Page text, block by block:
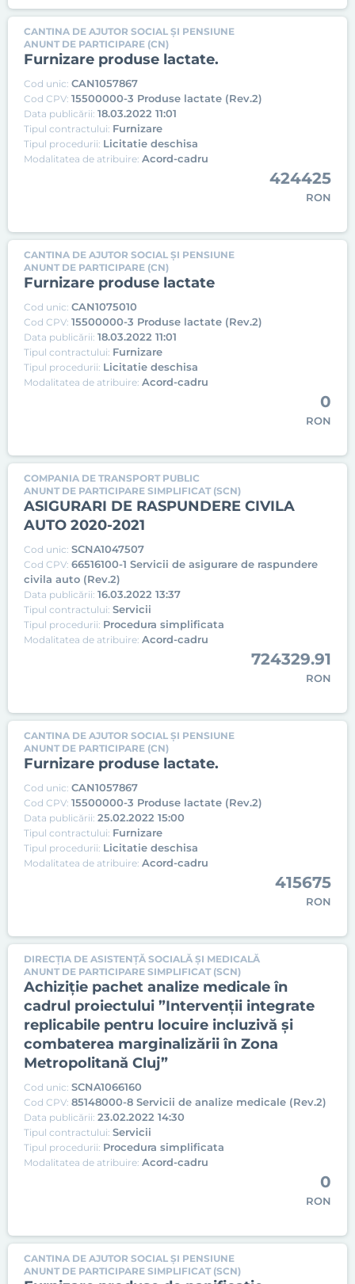
CANTINA DE AJUTOR SOCIAL ȘI PENSIUNE
ANUNT DE PARTICIPARE (CN)
Furnizare produse lactate.
Cod unic: CAN1057867
Cod CPV: 15500000-3 Produse lactate (Rev.2)
Data publicării: 18.03.2022 11:01
Tipul contractului: Furnizare
Tipul procedurii: Licitatie deschisa
Modalitatea de atribuire: Acord-cadru
424425
RON
CANTINA DE AJUTOR SOCIAL ȘI PENSIUNE
ANUNT DE PARTICIPARE (CN)
Furnizare produse lactate
Cod unic: CAN1075010
Cod CPV: 15500000-3 Produse lactate (Rev.2)
Data publicării: 18.03.2022 11:01
Tipul contractului: Furnizare
Tipul procedurii: Licitatie deschisa
Modalitatea de atribuire: Acord-cadru
0
RON
COMPANIA DE TRANSPORT PUBLIC
ANUNT DE PARTICIPARE SIMPLIFICAT (SCN)
ASIGURARI DE RASPUNDERE CIVILA
AUTO 2020-2021
Cod unic: SCNA1047507
Cod CPV: 66516100-1 Servicii de asigurare de raspundere
civila auto (Rev.2)
Data publicării: 16.03.2022 13:37
Tipul contractului: Servicii
Tipul procedurii: Procedura simplificata
Modalitatea de atribuire: Acord-cadru
724329.91
RON
CANTINA DE AJUTOR SOCIAL ȘI PENSIUNE
ANUNT DE PARTICIPARE (CN)
Furnizare produse lactate.
Cod unic: CAN1057867
Cod CPV: 15500000-3 Produse lactate (Rev.2)
Data publicării: 25.02.2022 15:00
Tipul contractului: Furnizare
Tipul procedurii: Licitatie deschisa
Modalitatea de atribuire: Acord-cadru
415675
RON
DIRECȚIA DE ASISTENȚĂ SOCIALĂ ȘI MEDICALĂ
ANUNT DE PARTICIPARE SIMPLIFICAT (SCN)
Achiziție pachet analize medicale în
cadrul proiectului ”Intervenții integrate
replicabile pentru locuire incluzivă și
combaterea marginalizării în Zona
Metropolitană Cluj”
Cod unic: SCNA1066160
Cod CPV: 85148000-8 Servicii de analize medicale (Rev.2)
Data publicării: 23.02.2022 14:30
Tipul contractului: Servicii
Tipul procedurii: Procedura simplificata
Modalitatea de atribuire: Acord-cadru
0
RON
CANTINA DE AJUTOR SOCIAL ȘI PENSIUNE
ANUNT DE PARTICIPARE SIMPLIFICAT (SCN)